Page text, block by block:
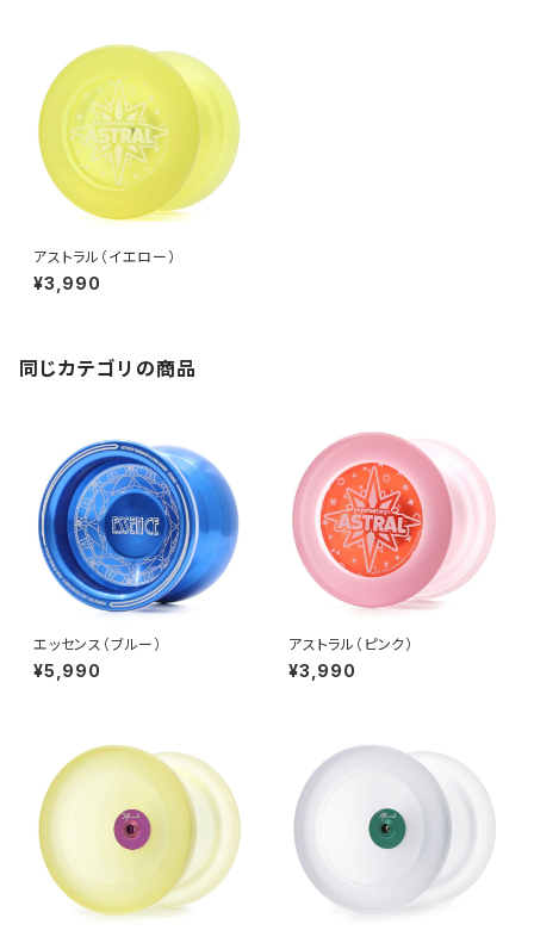
アストラル（イエロー）
¥3,990
同じカテゴリの商品
エッセンス（ブルー）
¥5,990
アストラル（ピンク）
¥3,990